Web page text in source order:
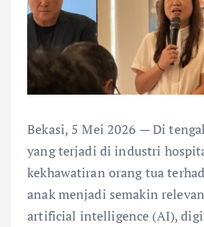
Bekasi, 5 Mei 2026 — Di
yang terjadi di industri
kekhawatiran orang tua
anak menjadi semakin
artificial intelligence (AI),